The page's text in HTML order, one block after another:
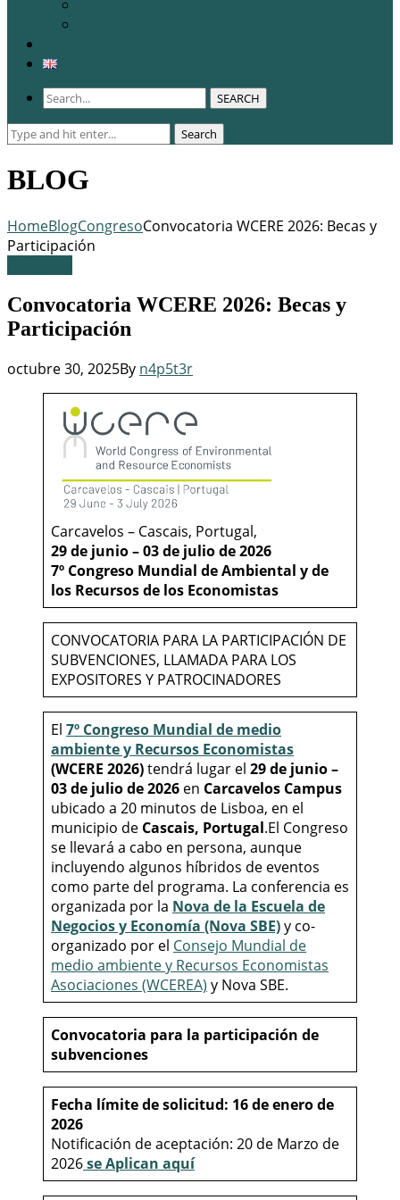
SEARCH
Search
Search
BLOG
HomeBlogCongresoConvocatoria WCERE 2026: Becas y
Participación
Convocatoria WCERE 2026: Becas y
Participación
octubre 30, 2025By n4p5t3r
Carcavelos – Cascais, Portugal,
29 de junio – 03 de julio de 2026
7º Congreso Mundial de Ambiental y de
los Recursos de los Economistas
CONVOCATORIA PARA LA PARTICIPACIÓN DE
SUBVENCIONES, LLAMADA PARA LOS
EXPOSITORES Y PATROCINADORES
El 7º Congreso Mundial de medio
ambiente y Recursos Economistas
(WCERE 2026)tendrá lugar el 29 de junio –
03 de julio de 2026 en Carcavelos Campus
ubicado a 20 minutos de Lisboa, en el
municipio de Cascais, Portugal.El Congreso
se llevará a cabo en persona, aunque
incluyendo algunos híbridos de eventos
como parte del programa. La conferencia es
organizada por la Nova de la Escuela de
Negocios y Economía (Nova SBE)y co-
organizado por el Consejo Mundial de
medio ambiente y Recursos Economistas
Asociaciones (WCEREA) y Nova SBE.
Convocatoria para la participación de
subvenciones
Fecha límite de solicitud: 16 de enero de
2026
Notificación de aceptación: 20 de Marzo de
2026se Aplican aquí